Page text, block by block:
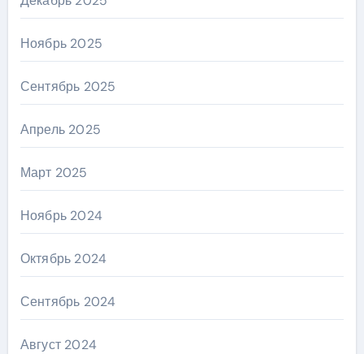
Ноябрь 2025
Сентябрь 2025
Апрель 2025
Март 2025
Ноябрь 2024
Октябрь 2024
Сентябрь 2024
Август 2024